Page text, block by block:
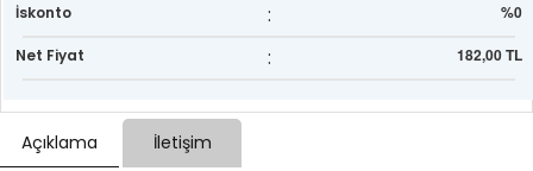
İskonto : %0
Net Fiyat : 182,00 TL
Açıklama İletişim